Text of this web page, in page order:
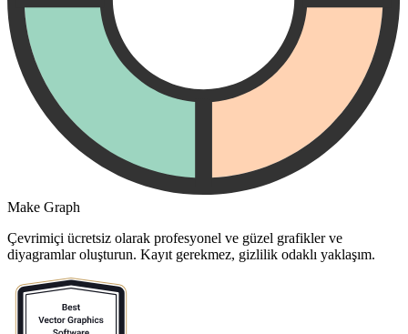
Make Graph
Çevrimiçi ücretsiz olarak profesyonel ve güzel grafikler ve
diyagramlar oluşturun. Kayıt gerekmez, gizlilik odaklı yaklaşım.